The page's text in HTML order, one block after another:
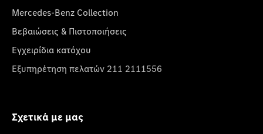
Mercedes-Benz Collection
Βεβαιώσεις & Πιστοποιήσεις
Εγχειρίδια κατόχου
Εξυπηρέτηση πελατών 211 2111556
Σχετικά με μας